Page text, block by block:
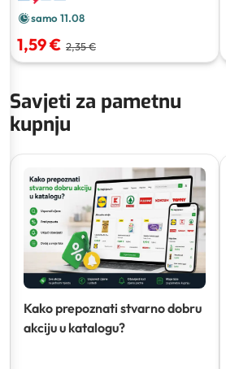
samo 11.08
1,59 € 2,35 €
Savjeti za pametnu
kupnju
Kako prepoznati stvarno dobru
akciju u katalogu?